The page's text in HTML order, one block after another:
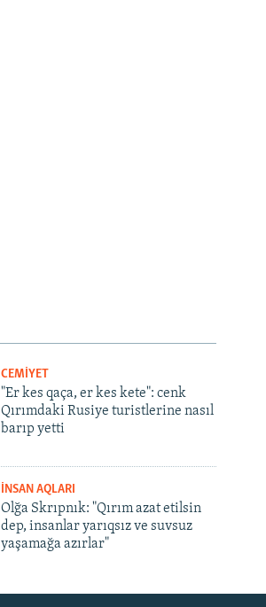
CEMİYET
"Er kes qaça, er kes kete": cenk
Qırımdaki Rusiye turistlerine nasıl
barıp yetti
İNSAN AQLARI
Olğa Skrıpnık: "Qırım azat etilsin
dep, insanlar yarıqsız ve suvsuz
yaşamağa azırlar"